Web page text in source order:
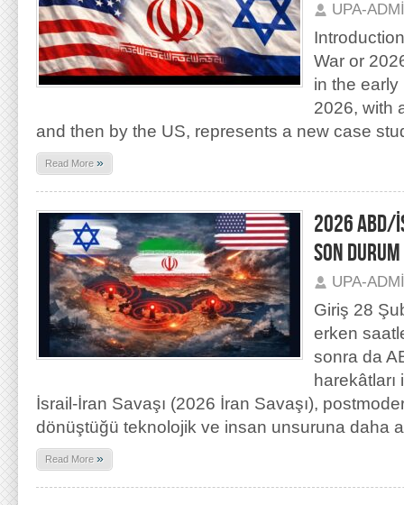
UPA-
War or
in the
2026, with
and then by the US, represents a new case
Read More »
2026 ABD/
SON DURUM
UPA-
Giriş 28
erken
sonra da
İsrail-İran Savaşı (2026 İran Savaşı),
dönüştüğü teknolojik ve insan unsuruna daha
Read More »